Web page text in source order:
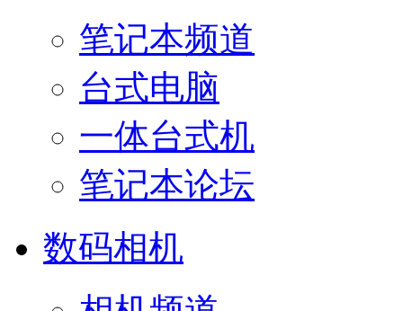
笔记本频道
台式电脑
一体台式机
笔记本论坛
数码相机